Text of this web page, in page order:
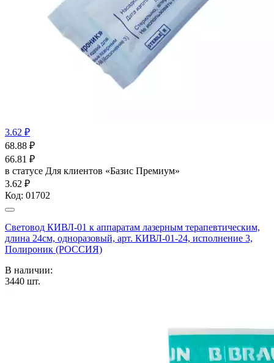
3.62 ₽
68.88 ₽
66.81 ₽
в статусе Для клиентов «Базис Премиум»
3.62 ₽
Код: 01702
Световод КИВЛ-01 к аппаратам лазерным терапевтическим,
длина 24см, одноразовый, арт. КИВЛ-01-24, исполнение 3,
Полироник (РОССИЯ)
В наличии:
3440 шт.